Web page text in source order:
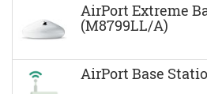
AirPort Extreme
(M8799LL/A)
AirPort Base